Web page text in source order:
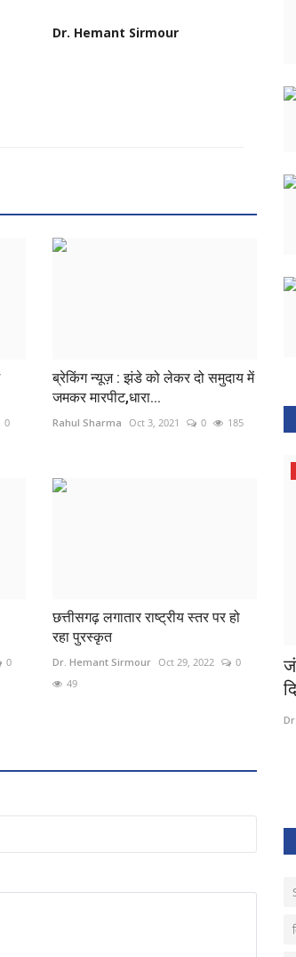
Dr. Hemant Sirmour
0
ब्रेकिंग न्यूज़ : झंडे को लेकर दो समुदाय में
जमकर मारपीट,धारा...
Rahul Sharma Oct 3, 2021 0 185
0
छत्तीसगढ़ लगातार राष्ट्रीय स्तर पर हो
रहा पुरस्कृत
Dr. Hemant Sirmour Oct 29, 2022
0
49
जंजीर से बंधी मिली अमरिकी महिला, कई